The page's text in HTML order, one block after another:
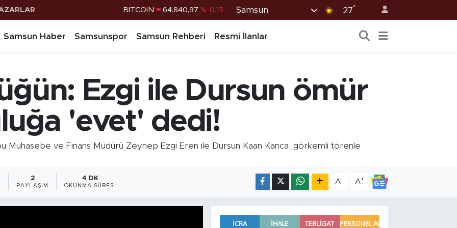
DOLAR 47,7436 %0.18
BİST100 13.779 %-14
BITCOIN 64.840,97 %-0.15
Samsun 27°
Samsun Haber Samsunspor Samsun Rehberi Resmi İlanlar
Ezgi ile Dursun ömür
'evet' dedi!
Muhasebe ve Finans Müdürü Zeynep Ezgi Eren ile Dursun Kaan Kanca, görkemli törenle
2
PAYLAŞIM
4 DK
OKUNMA SÜRESI
A- A+